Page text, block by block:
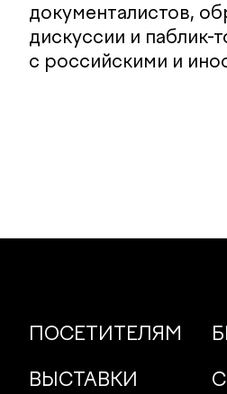
документалистов,
дискуссии и паблик-
с российскими и
ПОСЕТИТЕЛЯМ
ВЫСТАВКИ